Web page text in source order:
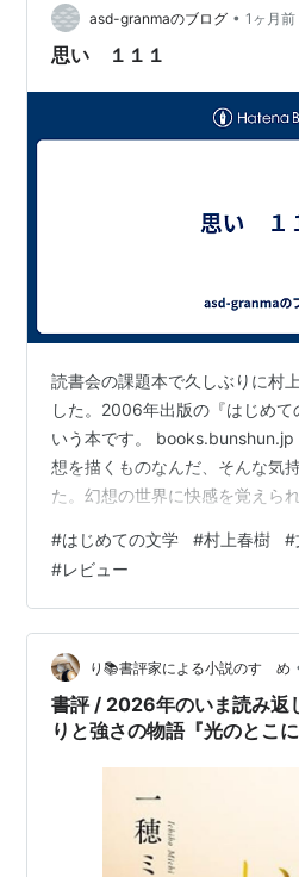
に、なぜか人間のなかには、吸
asd-granmaのブログ • 1ヶ月前
思い １１１
読書会の課題本で久しぶりに村
した。2006年出版の『はじめて
いう本です。 books.bunshun.jp
想を描くものなんだ、そんな気
た。幻想の世界に快感を覚えら
ン・ストリート」で主人公の恋
自分はフロイトやユングの理論
のです。まともに直線的になり
います。 いや、意外であったの
「沈黙」が自分は好きですね。
て、このようなストレートな話
#はじめての文学 #村上春樹 #
#レビュー
り📚書評家による小説のすゝめ
書評 / 2026年のいま読み返
りと強さの物語『光のとこに